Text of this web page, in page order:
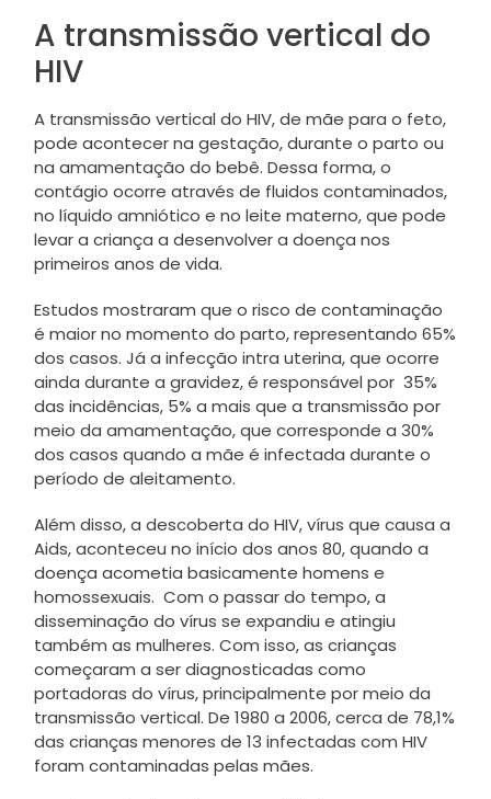
A transmissão vertical do
HIV
A transmissão vertical do HIV, de mãe para o feto,
pode acontecer na gestação, durante o parto ou
na amamentação do bebê. Dessa forma, o
contágio ocorre através de fluidos contaminados,
no líquido amniótico e no leite materno, que pode
levar a criança a desenvolver a doença nos
primeiros anos de vida.
Estudos mostraram que o risco de contaminação
é maior no momento do parto, representando 65%
dos casos. Já a infecção intra uterina, que ocorre
ainda durante a gravidez, é responsável por 35%
das incidências, 5% a mais que a transmissão por
meio da amamentação, que corresponde a 30%
dos casos quando a mãe é infectada durante o
período de aleitamento.
Além disso, a descoberta do HIV, vírus que causa a
Aids, aconteceu no início dos anos 80, quando a
doença acometia basicamente homens e
homossexuais. Com o passar do tempo, a
disseminação do vírus se expandiu e atingiu
também as mulheres. Com isso, as crianças
começaram a ser diagnosticadas como
portadoras do vírus, principalmente por meio da
transmissão vertical. De 1980 a 2006, cerca de 78,1%
das crianças menores de 13 infectadas com HIV
foram contaminadas pelas mães.